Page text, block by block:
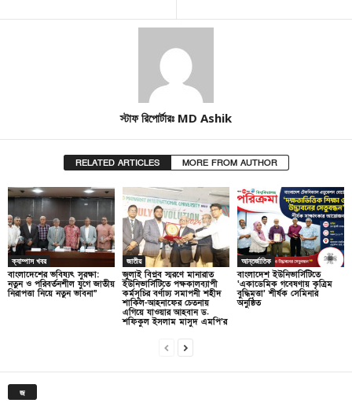
স্টাফ রিপোর্টারঃ MD Ashik
RELATED ARTICLES MORE FROM AUTHOR
ক্যাম্পাস খবর
বাংলাদেশের ভবিষ্যৎ সুরক্ষা:
নতুন ও পরিবর্তনশীল যুগে জাতীয়
নিরাপত্তা নিয়ে নতুন ভাবনা”
জাতীয়
জুলাই বিপ্লব স্মরণে মানারাত
ইউনিভার্সিটিতে পক্ষকালব্যাপী
কর্মসূচির বর্ণাঢ্য সমাপনী শহীদ
শাকিল-আহনাফের চেতনায়
এগিয়ে যাওয়ার আহবান ড.
শফিকুল ইসলাম মাসুদ এমপি’র
আন্তর্জাতিক
বাংলাদেশ ইউনিভার্সিটিতে
‘একাডেমিক গবেষণায় কৃত্রিম
বুদ্ধিমত্তা’ শীর্ষক সেমিনার
অনুষ্ঠিত
জ